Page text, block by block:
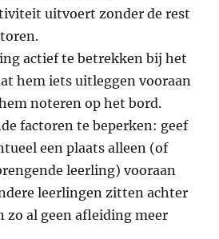
uitvoert zonder de rest
actief te betrekken bij het
hem iets uitleggen vooraan
noteren op het bord.
factoren te beperken: geef
een plaats alleen (of
leerling) vooraan
leerlingen zitten achter
zo al geen afleiding meer